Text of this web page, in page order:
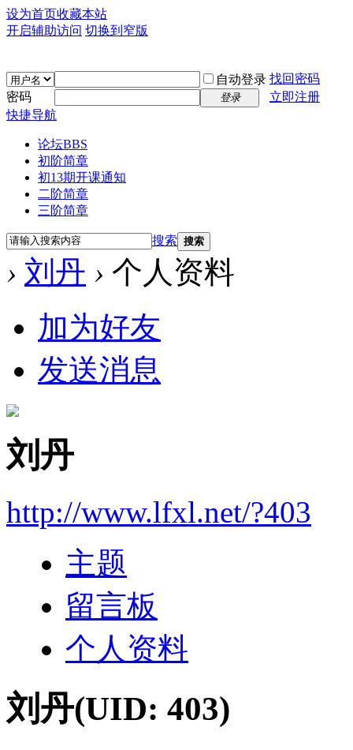
设为首页收藏本站
开启辅助访问 切换到窄版
自动登录 找回密码
密码
登录
立即注册
快捷导航
论坛BBS
初阶简章
初13期开课通知
二阶简章
三阶简章
搜索 搜索
› 刘丹 › 个人资料
加为好友
发送消息
刘丹
http://www.lfxl.net/?403
主题
留言板
个人资料
刘丹(UID: 403)